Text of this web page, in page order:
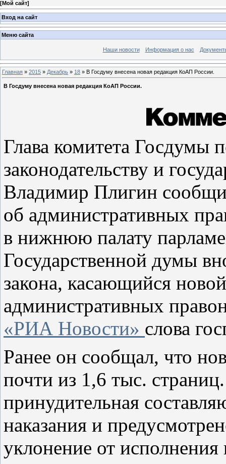
[Мой сайт]
Вход на сайт
Меню сайта
Наши новости Информация о нас
Главная » 2015 » Декабрь » 18 » В Госдуму внесена новая редакция КоАП России.
В Госдуму внесена новая редакция КоАП России.
Глава комитета Госдумы
законодательству и
Владимир Плигин
об административных
в нижнюю палату
Государственной думы
закона, касающийся
административных
«РИА Новости» слова
Ранее он сообщал, что
почти из 1,6 тыс.
принудительная
наказания и
уклонение от исполнения